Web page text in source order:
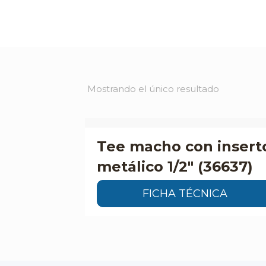
Mostrando el único resultado
Tee macho con
metálico 1/2″ (36637)
FICHA TÉCNICA